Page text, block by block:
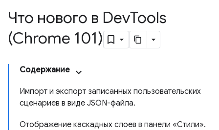
Что нового в DevTools
(Chrome 101)
Содержание
Импорт и экспорт записанных пользовательских
сценариев в виде JSON-файла.
Отображение каскадных слоев в панели «Стили».